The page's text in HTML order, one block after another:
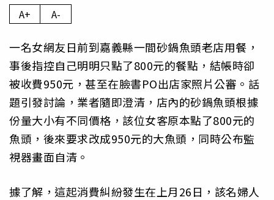
A+ A-
一名女網友日前到嘉義縣一間砂鍋魚頭老店用餐，
事後指控自己明明只點了800元的餐點，結帳時卻
被收費950元，甚至在臉書PO出店家照片公審。話
題引發討論，業者隨即澄清，店內的砂鍋魚頭根據
份量大小有不同價格，該位女客原本點了800元的
魚頭，後來要求改成950元的大魚頭，同時公布監
視器畫面自清。
據了解，這起消費糾紛發生在上月26日，該名婦人